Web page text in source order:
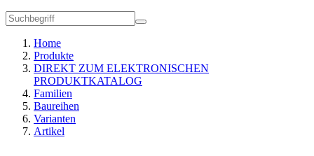
Home
Produkte
DIREKT ZUM ELEKTRONISCHEN
PRODUKTKATALOG
Familien
Baureihen
Varianten
Artikel